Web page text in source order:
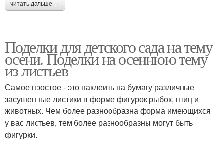
читать дальше →
Поделки для детского сада на тему
осени. Поделки на осеннюю тему
из листьев
Самое простое - это наклеить на бумагу различные
засушенные листики в форме фигурок рыбок, птиц и
животных. Чем более разнообразна форма имеющихся
у вас листьев, тем более разнообразны могут быть
фигурки.